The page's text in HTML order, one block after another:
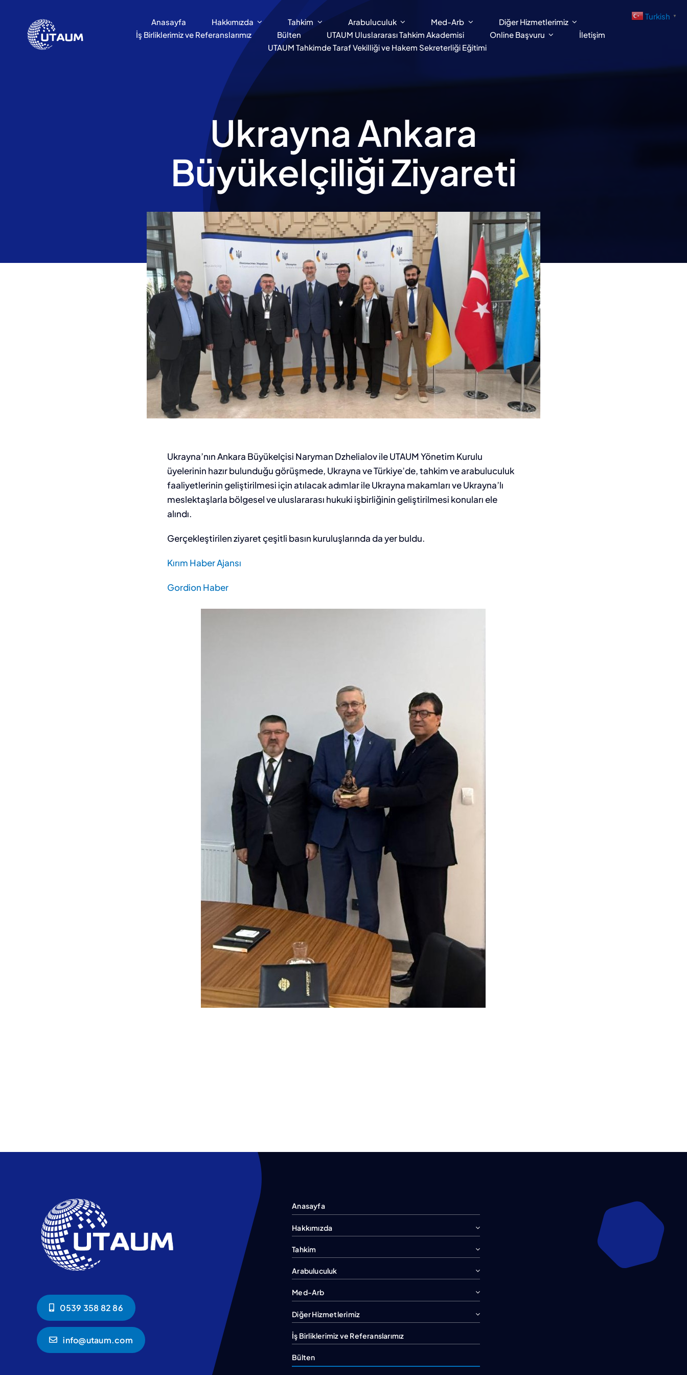
Anasayfa Hakkımızda Tahkim Arabuluculuk Med-Arb
Diğer Hizmetlerimiz
İş Birliklerimiz ve Referanslarımız
Bülten UTAUM Uluslararası Tahkim Akademisi Online Başvuru
İletişim
UTAUM Tahkimde Taraf Vekilliği ve Hakem Sekreterliği Eğitimi
Ukrayna Ankara
Büyükelçiliği Ziyareti
Ukrayna’nın Ankara Büyükelçisi Naryman Dzhelialov ile UTAUM Yönetim Kurulu
üyelerinin hazır bulunduğu görüşmede, Ukrayna ve Türkiye’de, tahkim ve arabuluculuk
faaliyetlerinin geliştirilmesi için atılacak adımlar ile Ukrayna makamları ve Ukrayna’lı
meslektaşlarla bölgesel ve uluslararası hukuki işbirliğinin geliştirilmesi konuları ele
alındı.
Gerçekleştirilen ziyaret çeşitli basın kuruluşlarında da yer buldu.
Kırım Haber Ajansı
Gordion Haber
0539 358 82 86
info@utaum.com
Anasayfa
Hakkımızda
Tahkim
Arabuluculuk
Med-Arb
Diğer Hizmetlerimiz
İş Birliklerimiz ve Referanslarımız
Bülten
Turkish ▼